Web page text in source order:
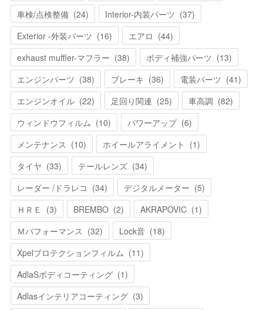
車検/点検整備 (24) Interior-内装パーツ (37)
Exterior -外装パーツ (16) エアロ (44)
exhaust muffler-マフラー (38) ボディ補強パーツ (13)
エンジンパーツ (38) ブレーキ (36) 電装パーツ (41)
エンジンオイル (22) 足回り関連 (25) 車高調 (82)
ウィンドウフィルム (10) パワーアップ (6)
メンテナンス (10) ホイールアライメント (1)
タイヤ (33) テールレンズ (34)
レーダー /ドラレコ (34) デジタルメーター (5)
ＨＲＥ
(3) BREMBO (2) AKRAPOVIC (1)
Ｍパフォーマンス (32) Lock音 (18)
Xpelプロテクションフィルム (11)
AdlaSボディコーティング (1)
Adlasインテリアコーティング (3)